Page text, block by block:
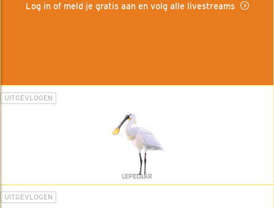
Log in of meld je gratis aan en volg alle livestreams
UITGEVLOGEN
LEPELAAR
UITGEVLOGEN